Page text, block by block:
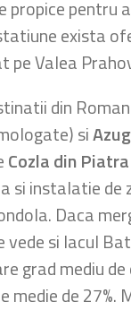
propice
exista
Valea
din
si
Cozla din
si instalatie de
Daca
vede si lacul
grad mediu
medie de